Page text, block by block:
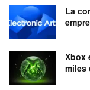
La
Xbox
miles